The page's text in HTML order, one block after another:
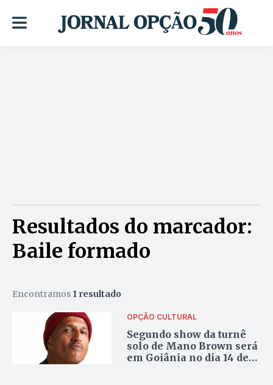
Resultados do marcador:
Baile formado
Encontramos 1 resultado
OPÇÃO CULTURAL
Segundo show da turnê
solo de Mano Brown será
em Goiânia no dia 14 de